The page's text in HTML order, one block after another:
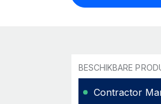
BESCHIKBARE
Contractor